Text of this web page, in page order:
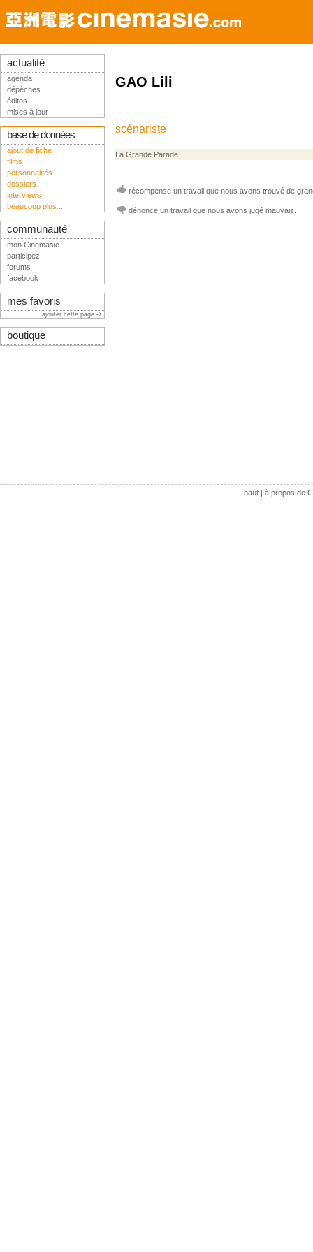
GAO Lili
scénariste
La Grande Parade
récompense un travail que nous avons trouvé de
dénonce un travail que nous avons jugé mauvais.
actualité
agenda
dépêches
éditos
mises à jour
base de données
ajout de fiche
films
personnalités
dossiers
interviews
beaucoup plus...
communauté
mon Cinemasie
participez
forums
facebook
mes favoris
ajouter cette page ->
boutique
haut| à propos de